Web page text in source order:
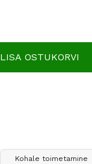
LISA OSTUKORVI
Kohale toimetamine